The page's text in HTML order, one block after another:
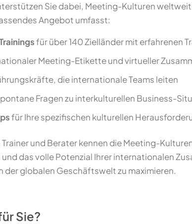
Sie dabei, Meeting-Kulturen
Angebot umfasst:
für über 140 Zielländer mit erfahrenen
Meeting-Etikette und virtueller
die internationale Teams leiten
Fragen zu interkulturellen Business-
für Ihre spezifischen kulturellen
und Berater kennen die Meeting-
das volle Potenzial Ihrer internationalen
der globalen Geschäftswelt zu maximieren.
Sie?